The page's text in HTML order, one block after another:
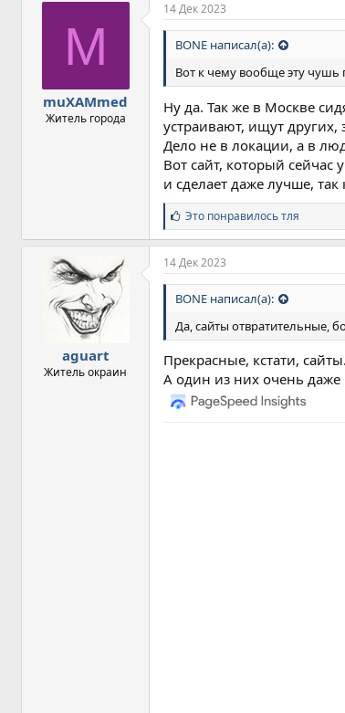
M
muXAMmed
Житель города
14 Дек 2023
BONE написал(а):
Вот к чему вообще эту чушь
Ну да. Так же в Москве
устраивают, ищут других,
Дело не в локации, а в
Вот сайт, который сейчас
и сделает даже лучше,
С
и
м
п
а
т
и
:
Это понравилосьтля
aguart
Житель окраин
14 Дек 2023
BONE написал(а):
Да, сайты отвратительные,
Прекрасные, кстати,
А один из них очень даже